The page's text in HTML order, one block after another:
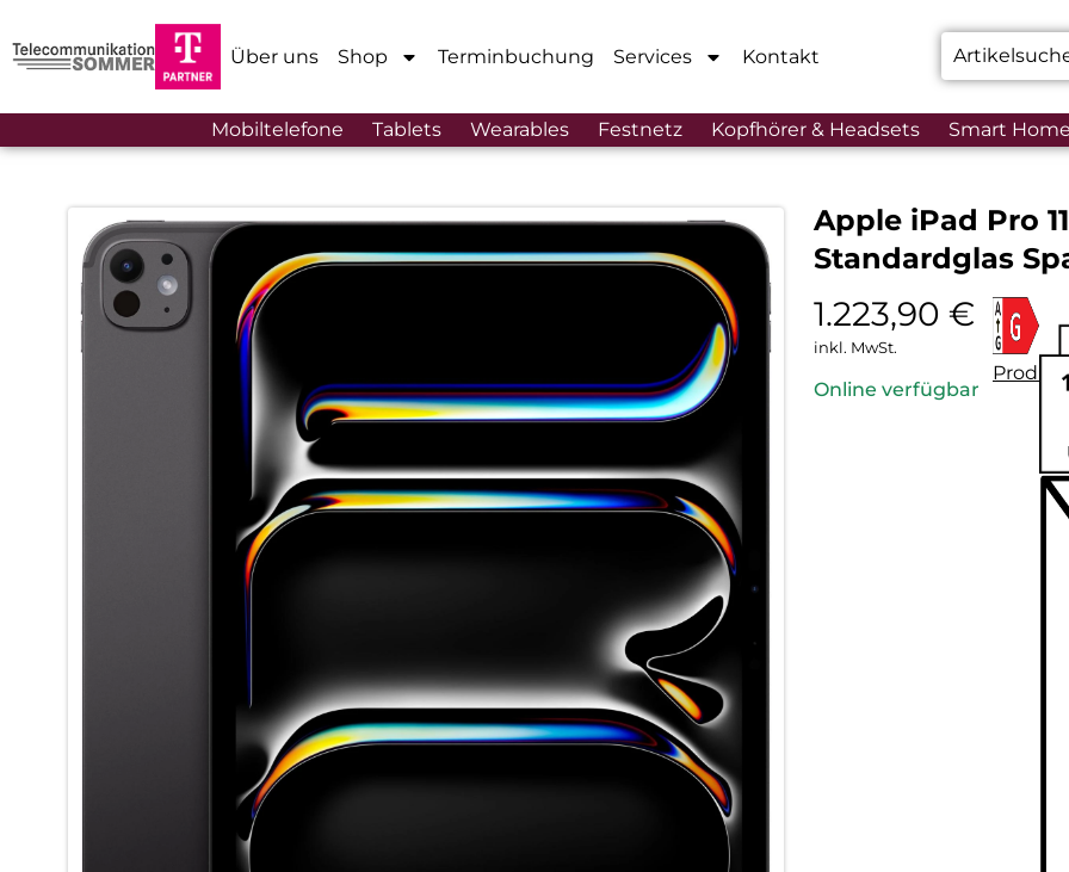
Über uns Shop Terminbuchung Services Kontakt
Mobiltelefone Tablets Wearables Festnetz Kopfhörer & Headsets Smart Home
Apple iPad Pro
Standardglas
1.223,90 €
inkl. MwSt.
Online verfügbar